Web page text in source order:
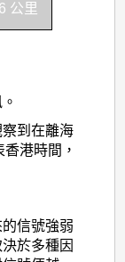
公里
到在離海
港時間，
信號強弱
於多種因